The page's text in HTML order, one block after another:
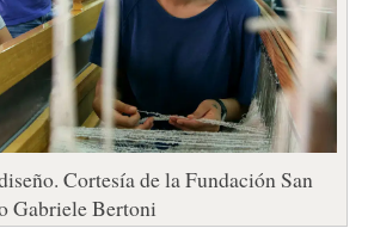
Cortesía de la Fundación San
Gabriele Bertoni